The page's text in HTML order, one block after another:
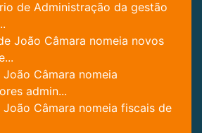
de Administração da gestão
João Câmara nomeia novos
Câmara nomeia
admin...
João Câmara nomeia fiscais de